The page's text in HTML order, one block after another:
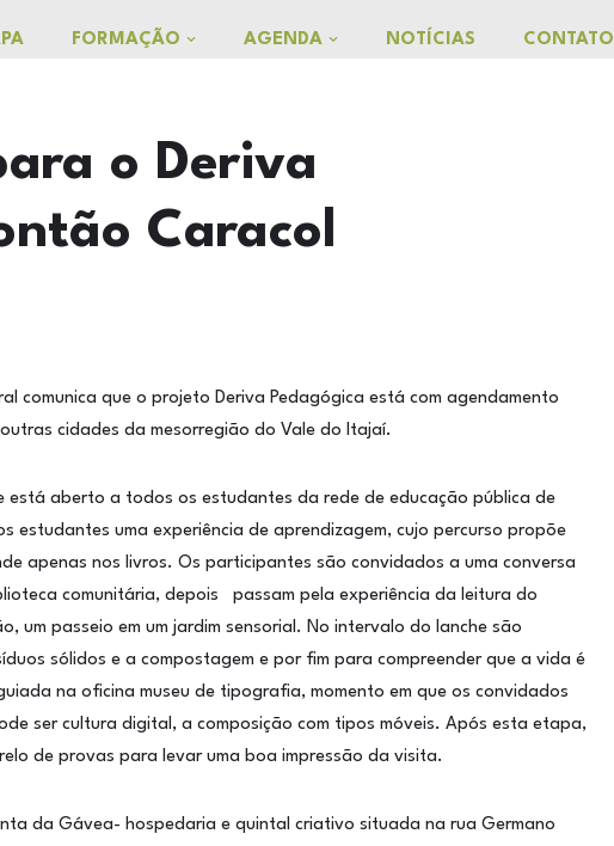
FORMAÇÃO AGENDA NOTÍCIAS CONTATO
o Deriva
Caracol
comunica que o projeto Deriva Pedagógica está com agendamento
cidades da mesorregião do Vale do Itajaí.
está aberto a todos os estudantes da rede de educação pública de
uma experiência de aprendizagem, cujo percurso propõe
apenas nos livros. Os participantes são convidados a uma conversa
comunitária, depois passam pela experiência da leitura do
um passeio em um jardim sensorial. No intervalo do lanche são
sólidos e a compostagem e por fim para compreender que a vida é
na oficina museu de tipografia, momento em que os convidados
ser cultura digital, a composição com tipos móveis. Após esta etapa,
de provas para levar uma boa impressão da visita.
da Gávea- hospedaria e quintal criativo situada na rua Germano